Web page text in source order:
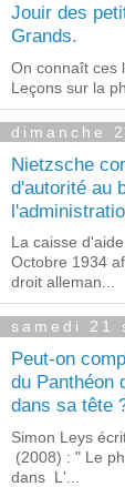
Jouir des
Grands.
On connaît ces
Leçons sur la
dimanche
Nietzsche
d'autorité au
La caisse
Octobre 1934
droit alleman...
samedi 21
Peut-on
du Panthéon
dans sa tête
Simon Leys
(2008) : " Le
dans L'...